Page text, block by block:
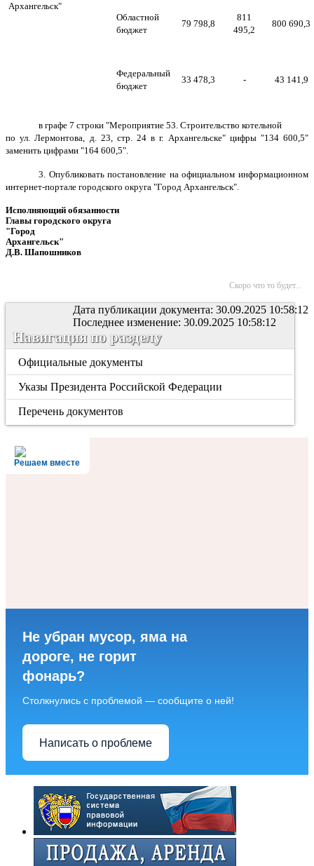
Архангельск"
Областной
бюджет
79 798,8
811
495,2
800 690,3
Федеральный
бюджет
33 478,3 - 43 141,9
в графе 7 строки "Мероприятие 53. Строительство котельной
по ул. Лермонтова, д. 23, стр. 24 в г. Архангельске" цифры "134 600,5"
заменить цифрами "164 600,5".
3. Опубликовать постановление на официальном информационном
интернет-портале городского округа "Город Архангельск".
Исполняющий обязанности
Главы городского округа
"Город
Архангельск"
Д.В. Шапошников
Скоро что то будет...
Дата публикации документа: 30.09.2025 10:58:12
Последнее изменение: 30.09.2025 10:58:12
Навигация по разделу
Официальные документы
Указы Президента Российской Федерации
Перечень документов
Решаем вместе
Не убран мусор, яма на
дороге, не горит
фонарь?
Столкнулись с проблемой — сообщите о ней!
Написать о проблеме